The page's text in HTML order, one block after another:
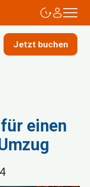
Jetzt buchen
einen